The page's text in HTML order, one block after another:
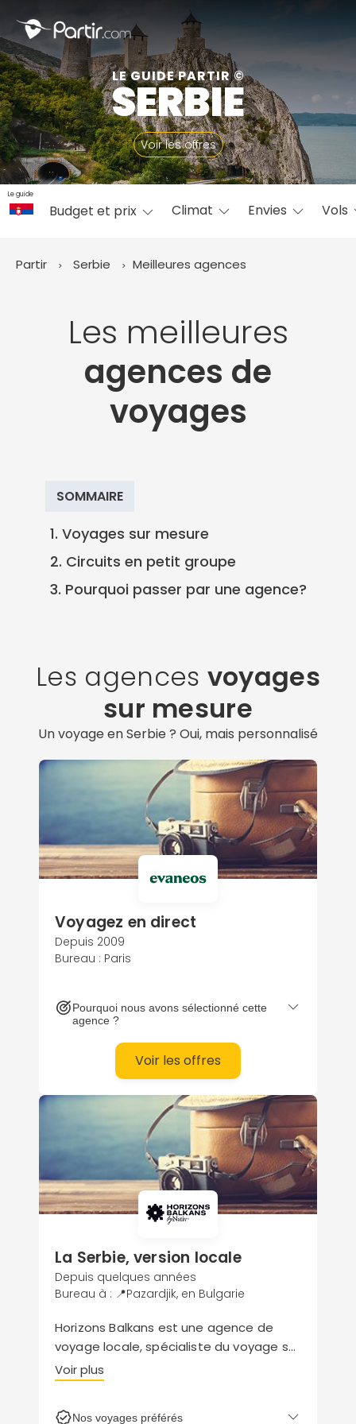
LE GUIDE PARTIR ©
SERBIE
Voir les offres
Le guide
Budget et prix Climat Envies Vols
Partir Serbie Meilleures agences
Les meilleures
agences de
voyages
SOMMAIRE
1. Voyages sur mesure
2. Circuits en petit groupe
3. Pourquoi passer par une agence?
Les agences voyages
sur mesure
Un voyage en Serbie ? Oui, mais personnalisé
Voyagez en direct
Depuis 2009
Bureau : Paris
Pourquoi nous avons sélectionné cette
agence ?
Voir les offres
La Serbie, version locale
Depuis quelques années
Bureau à : 📍Pazardjik, en Bulgarie
Horizons Balkans est une agence de
voyage locale, spécialiste du voyage sur
mesure en Serbie. Une équipe de
conseillers amoureux de leur pays
Voir plus
Nos voyages préférés
📍 Destinations populaires
☀️ Où partir par mois
Juillet
Août Septembre
Octobre